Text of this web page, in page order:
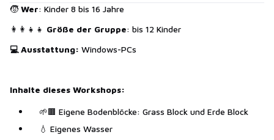
🧒 Wer: Kinder 8 bis 16 Jahre
👩‍👩‍👧‍👧 Größe der Gruppe: bis 12 Kinder
💻 Ausstattung: Windows-PCs
Inhalte dieses Workshops:
🌱🟫 Eigene Bodenblöcke: Grass Block und Erde Block
💧 Eigenes Wasser